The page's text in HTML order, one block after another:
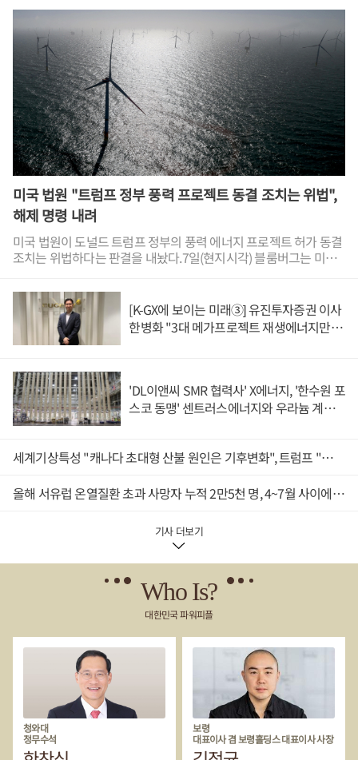
연준의 정책 변화가 미국 재정에도 부담을 키울 수 있다고 내다봤다.
시장 불확실성이 국채 금리 상승으로 이어지면 정부의 차입 비용도
높아지기 때문이다.하지만 미국 정부에서도 워시 의장이 추진하는
변화를 어느 정도 긍정적으로 받아들이고 있다.스콧 베센트 미국 재
무장관은 CNBC에 "워시 의장의 접근 방식은 '해독'에 가깝다"고 말
하며 시장이 연준의 신호에 의존하는 습관에서 벗어나야 한다는 견
해를 내비쳤다.블룸버그는 5일(현지시각) 논평을 내고 워시 의장의
개혁 방안이 모순을 안고 있다고 지적했다.미국 워싱턴DC에 위치한
연방준비제도 건물. <연합뉴스>연준은 미국의 물가 안정화를 주요
과제로 앞세우고 있는데 시장과 소통을 줄인다면 인플레이션 위험
과 관련한 공포심은 더욱 커질 가능성이 높아진다는 것이다.블룸버
그는 연준이 코로나19 사태 직후 기준금리 정책 방향성을 지나치게
앞서 제시하면서 인플레이션 심화를 이끄는 실책을 불러왔다고 지
적했다.워시 의장의 전략 변화가 어느 정도 타당성을 갖추고 있다는
점을 시사한 것이다.다만 블룸버그는 연준이 지난 7월 말 발표한 기
준금리 동결 등 정책의 배경마저 설명하지 않는 이유는 파악하기 어
렵다며 시장의 신뢰를 얻기 어려워질 수 있다고 비판했다.트럼프 대
데 워시 의장의 태도가 부정적 영향을 미칠 가능성도 제기됐다.연준
의 정책 방향성에 납득할 만한 설명이 제시되지 않는다면 금리 동결
이 정치적 압력이 원인으로 작용했을 것이라는 시장의 의구심도 커
질 여지가 있다는 것이다.블룸버그는 결국 워시 의장이 충분한 신뢰
의 판단 근거를 이해할 수 있도록 도와야 한다고 권고했다.정책전문
지 포린폴리시는 연준의 정책 불확실성이 미국을 넘어 전 세계 경제
에도 막대한 영향을 미치며 시장에 불안감을 높이고 있다고 5일(현
지시각) 보도했다.싱크탱크 브루킹스연구소의 데이비드 웨슬 연구
다는 워시 의장의 전략 자체가 모순적이라는 비판을 포린폴리시에
는 신호는 더욱 불안해지고 왜곡이 발생할 가능성도 커지기 때문에
이러한 체계가 올바르게 작동하기 어렵다는 것이다.포린폴리시에
따르면 싱크탱크 미국외교협회(CFR)는 시장과 소통을 줄이는 원인
으로 워시 의장의 능력 부족을 지목했다.워시 의장이 경제학자가 아
닌 투자은행 출신 인사인 만큼 통화정책과 관련한 언어를 충분히 익
히지 못해 시장과 소통하는 방식을 잘 알지 못한다는 것이다.미국외
교협회는 워시 의장이 긴축 통화정책을 선호하는 매파적 인물인 반
면 트럼프 대통령으로부터 통화정책 완화 요구를 받으며 연준에 취
임했다는 점도 확실하게 입장을 정하기 어려운 이유일 수 있다고 덧
붙였다.결국 포린폴리시는 "워시 체제의 연준은 금융시장과 트럼프
정부 양쪽에서 모두 불만을 사고 있다"며 "결과적으로 기대에 못 미
치는 초반 행보를 보여주고 있다"고 비판했다. 김용원 기자
미국 법원 "트럼프 정부 풍력 프로젝트 동결 조치는 위법",
해제 명령 내려
미국 법원이 도널드 트럼프 정부의 풍력 에너지 프로젝트 허가 동결
조치는 위법하다는 판결을 내놨다.7일(현지시각) 블룸버그는 미국
치를 해제하라고 명령했다고 보도했다.국방부는 올해 4월부터 국가
안보에 풍력 터빈이 위협이 된다는 것을 사유로 들어 풍력 프로젝트
관련 검토를 일체 중단했다.이번 소송을 제기한 재생에너지 관련 단
체들에 따르면 미국에서 풍력 프로젝트 허가를 받으려면 연방항공
방부의 사전 평가를 받아야 하는데 국방부가 이를 거부하고 있는 것
이다.이로 인해 25개 주에 걸쳐 100여 개가 넘는 풍력 프로젝트의
승인이 지연되고 있다.카린 이머구트 미국 메릴랜드주 연방지방법
원 판사는 판결문을 통해 '미국 의회는 국방부가 에너지 프로젝트로
했고 국방부도 자국 기관에 구속력을 갖는 자체 규정을 공포한 바 있
다'며 '국방부는 이러한 법적 체계 안에서 어느 부분을 따를지 취사
다양한 법적, 규제적 기한을 포함해 전체 체계를 준수해야 할 것'이
으로 인해 약 500억 달러(약 72조 원) 규모 투자와 15만 개의 일자리
가 사라질 위험에 처한 것으로 추산된다.블룸버그는 이번 판결과 관
련해 국방부에 논평을 요청했으나 답변을 받지 못했다고 전했다. 손
[K-GX에 보이는 미래③] 유진투자증권 이사
한병화 "3대 메가프로젝트 재생에너지만으
'DL이앤씨 SMR 협력사' X에너지, '한수원 포
스코 동맹' 센트러스에너지와 우라늄 계약
세계기상특성 "캐나다 초대형 산불 원인은 기후변화", 트럼프 "산림 관리 미흡" 주장에 반론
올해 서유럽 온열질환 초과 사망자 누적 2만5천 명, 4~7월 사이에 집중 발생
기사 더보기
Who Is?
대한민국 파워피플
청와대
정무수석
보령
대표이사 겸 보령홀딩스 대표이사 사장